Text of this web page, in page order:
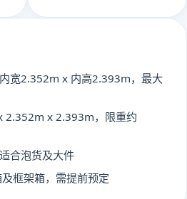
宽2.352m x 内高2.393m，最大
2.352m x 2.393m，限重约
合泡货及大件
框架箱，需提前预定